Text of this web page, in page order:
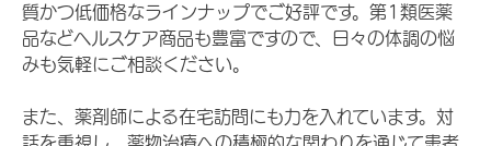
質かつ低価格なラインナップでご好評です。第1類医薬
品などヘルスケア商品も豊富ですので、日々の体調の悩
みも気軽にご相談ください。
また、薬剤師による在宅訪問にも力を入れています。対
話を重視し、薬物治療への積極的な関わりを通じて患者